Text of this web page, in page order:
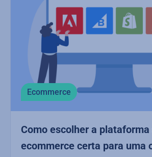
Ecommerce
Como escolher a plataforma
ecommerce certa para uma